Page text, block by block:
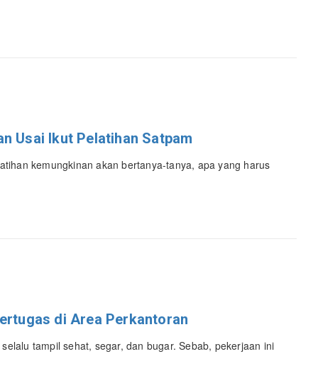
Usai Ikut Pelatihan Satpam
kemungkinan akan bertanya-tanya, apa yang harus
di Area Perkantoran
tampil sehat, segar, dan bugar. Sebab, pekerjaan ini